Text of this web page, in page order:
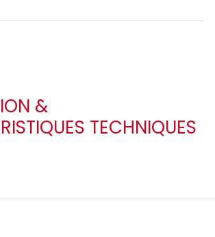
&
TECHNIQUES